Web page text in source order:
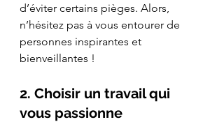
d’éviter certains pièges. Alors,
n’hésitez pas à vous entourer de
personnes inspirantes et
bienveillantes !
2. Choisir un travail qui
vous passionne